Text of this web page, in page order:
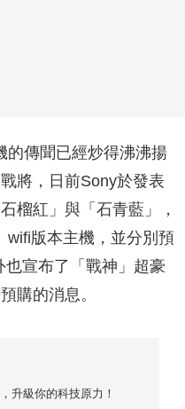
的傳聞已經炒得沸沸揚
將，日前Sony於發表
榴紅」與「石青藍」，
wifi版本主機，並分別預
宣布了「戰神」超豪
購的消息。
升級你的科技原力！